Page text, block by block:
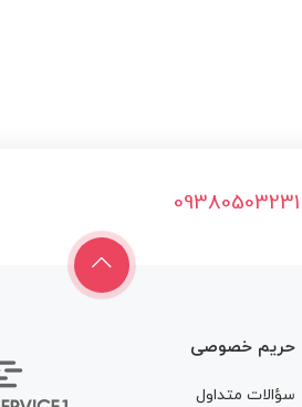
09380503231
حریم خصوصی
سؤالات متداول